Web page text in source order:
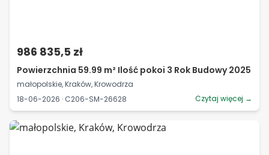
986 835,5 zł
Powierzchnia 59.99 m² Ilość pokoi 3 Rok Budowy 2025
małopolskie, Kraków, Krowodrza
18-06-2026 · C206-SM-26628
Czytaj więcej →